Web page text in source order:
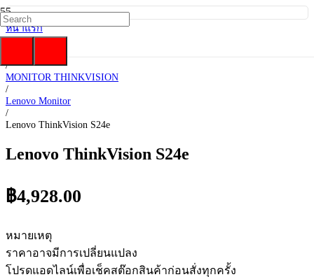
หน้าแรก
/
/
MONITOR THINKVISION
/
Lenovo Monitor
/
Lenovo ThinkVision S24e
Lenovo ThinkVision S24e
฿4,928.00
หมายเหตุ
ราคาอาจมีการเปลี่ยนแปลง
โปรดแอดไลน์เพื่อเช็คสต๊อกสินค้าก่อนสั่งทุกครั้ง